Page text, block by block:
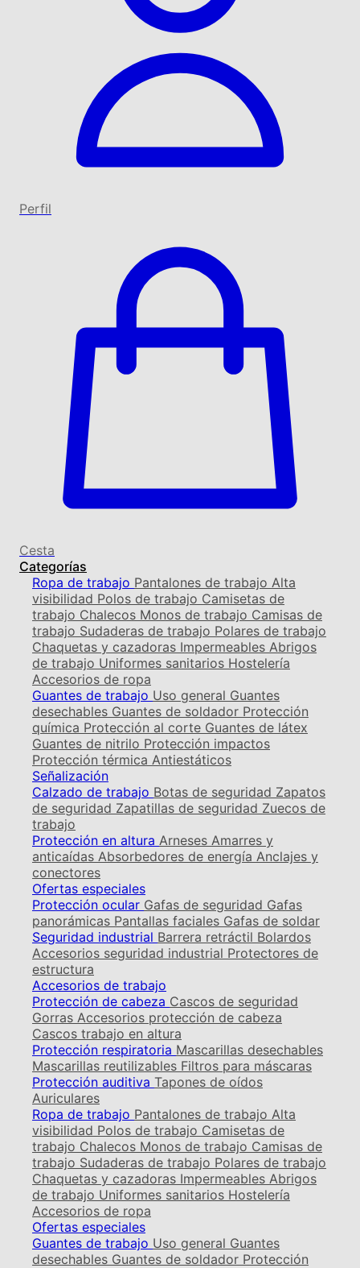
Perfil
Cesta
Categorías
Ropa de trabajo Pantalones de trabajo Alta
visibilidad Polos de trabajo Camisetas de
trabajo Chalecos Monos de trabajo Camisas de
trabajo Sudaderas de trabajo Polares de trabajo
Chaquetas y cazadoras Impermeables Abrigos
de trabajo Uniformes sanitarios Hostelería
Accesorios de ropa
Guantes de trabajo Uso general Guantes
desechables Guantes de soldador Protección
química Protección al corte Guantes de látex
Guantes de nitrilo Protección impactos
Protección térmica Antiestáticos
Señalización
Calzado de trabajo Botas de seguridad Zapatos
de seguridad Zapatillas de seguridad Zuecos de
trabajo
Protección en altura Arneses Amarres y
anticaídas Absorbedores de energía Anclajes y
conectores
Ofertas especiales
Protección ocular Gafas de seguridad Gafas
panorámicas Pantallas faciales Gafas de soldar
Seguridad industrial Barrera retráctil Bolardos
Accesorios seguridad industrial Protectores de
estructura
Accesorios de trabajo
Protección de cabeza Cascos de seguridad
Gorras Accesorios protección de cabeza
Cascos trabajo en altura
Protección respiratoria Mascarillas desechables
Mascarillas reutilizables Filtros para máscaras
Protección auditiva Tapones de oídos
Auriculares
Ropa de trabajo Pantalones de trabajo Alta
visibilidad Polos de trabajo Camisetas de
trabajo Chalecos Monos de trabajo Camisas de
trabajo Sudaderas de trabajo Polares de trabajo
Chaquetas y cazadoras Impermeables Abrigos
de trabajo Uniformes sanitarios Hostelería
Accesorios de ropa
Ofertas especiales
Guantes de trabajo Uso general Guantes
desechables Guantes de soldador Protección